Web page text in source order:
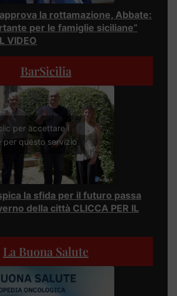
approva la rottamazione, Abbate:
per le famiglie siciliane”
VIDEO
BarSicilia
per accettare i
per questo servizio
la sfida per il futuro passa
della città CLICCA PER IL
La Buona Salute